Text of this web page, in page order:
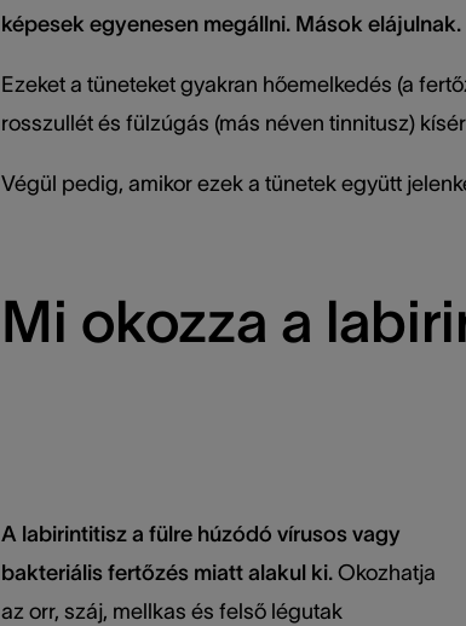
képesek egyenesen megállni. Mások elájulnak.
Ezeket a tüneteket gyakran hőemelkedés (a
rosszullét és fülzúgás (más néven tinnitusz)
Végül pedig, amikor ezek a tünetek együtt
Mi okozza a
A labirintitisz a fülre húzódó vírusos vagy
bakteriális fertőzés miatt alakul ki.Okozhatja
az orr, száj, mellkas és felső légutak